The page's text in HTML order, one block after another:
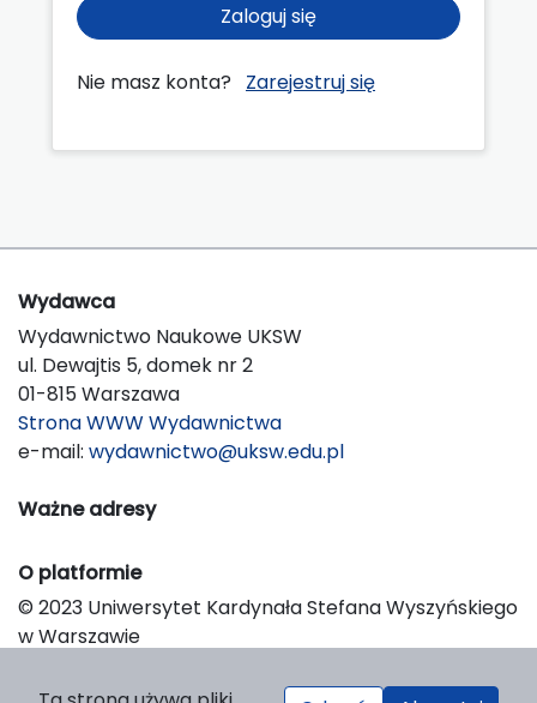
Zaloguj się
Nie masz konta? Zarejestruj się
Wydawca
Wydawnictwo Naukowe UKSW
ul. Dewajtis 5, domek nr 2
01-815 Warszawa
Strona WWW Wydawnictwa
e-mail: wydawnictwo@uksw.edu.pl
Ważne adresy
O platformie
© 2023 Uniwersytet Kardynała Stefana Wyszyńskiego
w Warszawie
Platform & Workflow by OJS/PKP